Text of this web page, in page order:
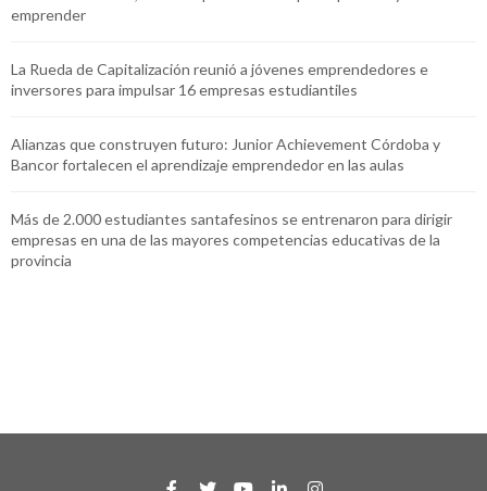
emprender
La Rueda de Capitalización reunió a jóvenes emprendedores e
inversores para impulsar 16 empresas estudiantiles
Alianzas que construyen futuro: Junior Achievement Córdoba y
Bancor fortalecen el aprendizaje emprendedor en las aulas
Más de 2.000 estudiantes santafesinos se entrenaron para dirigir
empresas en una de las mayores competencias educativas de la
provincia